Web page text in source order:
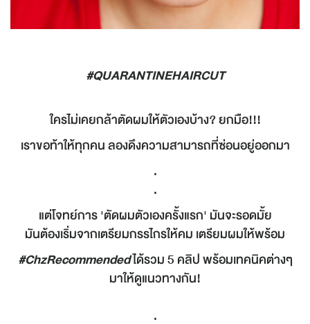
#QUARANTINEHAIRCUT
ใครไม่เคยกล้าตัดผมให้ตัวเองบ้าง? ยกมือ!!!
เราขอท้าให้ทุกคน ลองดึงความสามารถที่ซ่อนอยู่ออกมา
.
.
แต่โจทย์การ 'ตัดผมตัวเองครั้งแรก' มันจะรอดมั้ย
มันต้องเริ่มจากเตรียมกรรไกรให้คม เตรียมผมให้พร้อม
#ChzRecommendedได้รวม 5 คลิป พร้อมเทคนิคต่างๆ
มาให้ดูแนวทางกัน!
.